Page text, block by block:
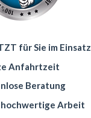
für Sie im Einsatz
Anfahrtzeit
Beratung
Arbeit